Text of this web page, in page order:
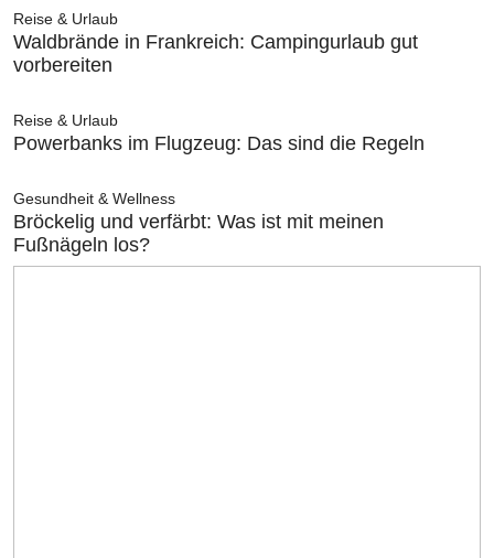
Reise & Urlaub
Waldbrände in Frankreich: Campingurlaub gut
vorbereiten
Reise & Urlaub
Powerbanks im Flugzeug: Das sind die Regeln
Gesundheit & Wellness
Bröckelig und verfärbt: Was ist mit meinen
Fußnägeln los?